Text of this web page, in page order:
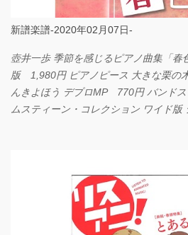
新譜楽譜-2020年02月07日-
壺井一歩 季節を感じるピアノ曲集「春
版 1,980円 ピアノピース 大きな栗の
んきよほう デプロMP 770円 バンド
ムスティーン・コレクション ワイド